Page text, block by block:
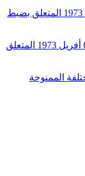
أمر عدد 93 لسنة 1992 مؤرخ في 13 جانفي 1992 يتعلق بسحب أحكام الأمر عدد 842 لسنة 1989 المؤرخ في 3 جويلية 1989 المتعلق بتنقيح الأمر عدد 167 لسنة 1973 المؤرخ في 6 أفريل 1973 المتعلق بضبط
أمر عدد 664 لسنة 1991 مؤرخ في 13 ماي 1991 يتعلق بسحب أحكام الأمر عدد 721 لسنة 1990 المؤرخ في 25 أكتوبر 1990 المتعلق بتنقيح وإتمام الأمر عدد 167 لسنة 1973 المؤرخ في 6 أفريل 1973 المتعلق
بالنفقات المختلفة الممنوحة